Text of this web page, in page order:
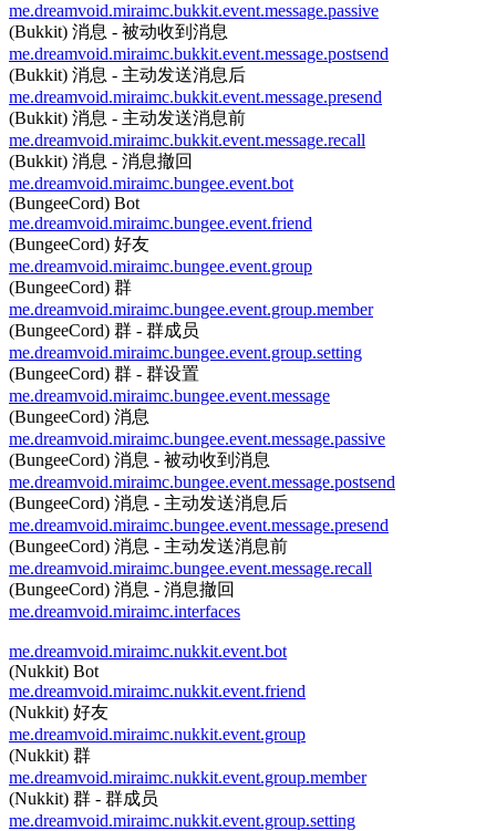
me.dreamvoid.miraimc.bukkit.event.message.passive
(Bukkit) 消息 - 被动收到消息
me.dreamvoid.miraimc.bukkit.event.message.postsend
(Bukkit) 消息 - 主动发送消息后
me.dreamvoid.miraimc.bukkit.event.message.presend
(Bukkit) 消息 - 主动发送消息前
me.dreamvoid.miraimc.bukkit.event.message.recall
(Bukkit) 消息 - 消息撤回
me.dreamvoid.miraimc.bungee.event.bot
(BungeeCord) Bot
me.dreamvoid.miraimc.bungee.event.friend
(BungeeCord) 好友
me.dreamvoid.miraimc.bungee.event.group
(BungeeCord) 群
me.dreamvoid.miraimc.bungee.event.group.member
(BungeeCord) 群 - 群成员
me.dreamvoid.miraimc.bungee.event.group.setting
(BungeeCord) 群 - 群设置
me.dreamvoid.miraimc.bungee.event.message
(BungeeCord) 消息
me.dreamvoid.miraimc.bungee.event.message.passive
(BungeeCord) 消息 - 被动收到消息
me.dreamvoid.miraimc.bungee.event.message.postsend
(BungeeCord) 消息 - 主动发送消息后
me.dreamvoid.miraimc.bungee.event.message.presend
(BungeeCord) 消息 - 主动发送消息前
me.dreamvoid.miraimc.bungee.event.message.recall
(BungeeCord) 消息 - 消息撤回
me.dreamvoid.miraimc.interfaces
me.dreamvoid.miraimc.nukkit.event.bot
(Nukkit) Bot
me.dreamvoid.miraimc.nukkit.event.friend
(Nukkit) 好友
me.dreamvoid.miraimc.nukkit.event.group
(Nukkit) 群
me.dreamvoid.miraimc.nukkit.event.group.member
(Nukkit) 群 - 群成员
me.dreamvoid.miraimc.nukkit.event.group.setting